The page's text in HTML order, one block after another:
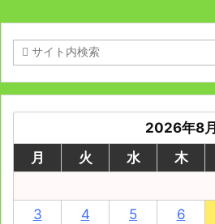
2026年8月
月
火 水 木
3
4 5 6